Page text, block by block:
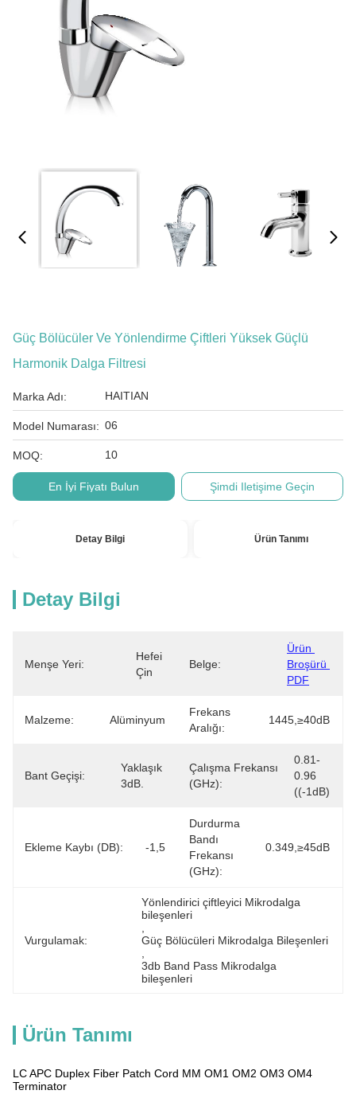
Güç Bölücüler Ve Yönlendirme Çiftleri Yüksek Güçlü
Harmonik Dalga Filtresi
Marka Adı: HAITIAN
Model Numarası: 06
MOQ: 10
En İyi Fiyatı Bulun Şimdi Iletişime Geçin
Detay Bilgi Ürün Tanımı
Detay Bilgi
Menşe Yeri:
Hefei
Çin
Belge:
Ürün
Broşürü
PDF
Malzeme: Alüminyum
Frekans
Aralığı:
1445,≥40dB
Bant Geçişi:
Yaklaşık
3dB.
Çalışma Frekansı
(GHz):
0.81-
0.96
((-1dB)
Ekleme Kaybı (dB): -1,5
Durdurma
Bandı
Frekansı
(GHz):
0.349,≥45dB
Vurgulamak:
Yönlendirici çiftleyici Mikrodalga
bileşenleri
Güç Bölücüleri Mikrodalga Bileşenleri
3db Band Pass Mikrodalga
bileşenleri
Ürün Tanımı
LC APC Duplex Fiber Patch Cord MM OM1 OM2 OM3 OM4
Terminator